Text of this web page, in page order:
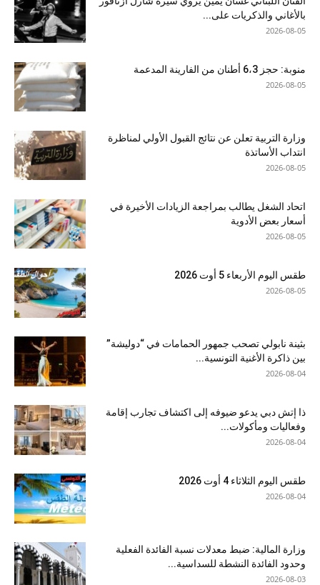
بالأغاني والذكريات على...
2026-08-05
منوبة: حجز 6،3 أطنان من الفارينة المدعمة
2026-08-05
وزارة التربية تعلن عن نتائج القبول الأولي لمناظرة
انتداب الأساتذة
2026-08-05
اتحاد الشغل يطالب بمراجعة الزيادات الأخيرة في
أسعار بعض الأدوية
2026-08-05
طقس اليوم الأربعاء 5 أوت 2026
2026-08-05
بثينة نابولي تصحب جمهور الحمامات في “دوليشة”
بين ذاكرة الأغنية التونسية...
2026-08-04
ذا إتش دبي يدعو ضيوفه إلى اكتشاف تجارب إقامة
وفعاليات ومأكولات...
2026-08-04
طقس اليوم الثلاثاء 4 أوت 2026
2026-08-04
وزارة المالية: ضبط معدلات نسبة الفائدة الفعلية
وحدود الفائدة النشطة للسداسية...
2026-08-03